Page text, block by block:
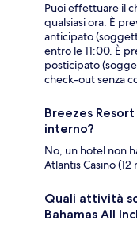
Puoi effettuare il
qualsiasi ora. È
anticipato
entro le 11:00. È
posticipato
check-out senza
Breezes
interno?
No, un hotel non
Atlantis Casino
Quali attività
Bahamas All